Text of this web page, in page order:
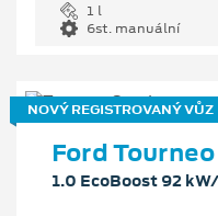
1 l
6st. manuální
NOVÝ REGISTROVANÝ VŮZ
Ford
1.0 EcoBoost 92